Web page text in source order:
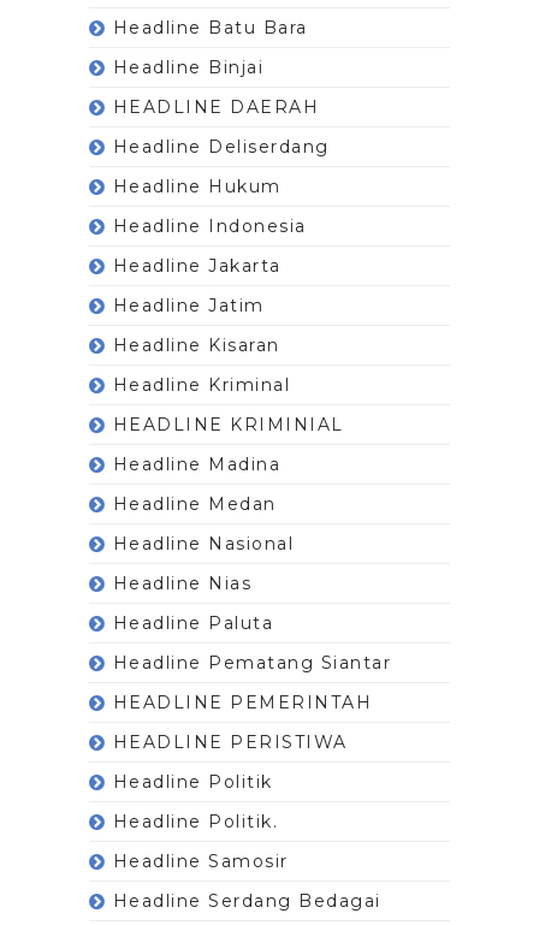
Headline Batu Bara
Headline Binjai
HEADLINE DAERAH
Headline Deliserdang
Headline Hukum
Headline Indonesia
Headline Jakarta
Headline Jatim
Headline Kisaran
Headline Kriminal
HEADLINE KRIMINIAL
Headline Madina
Headline Medan
Headline Nasional
Headline Nias
Headline Paluta
Headline Pematang Siantar
HEADLINE PEMERINTAH
HEADLINE PERISTIWA
Headline Politik
Headline Politik.
Headline Samosir
Headline Serdang Bedagai